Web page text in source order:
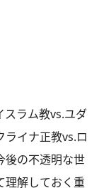
ラム教vs.ユダ
ライナ正教vs.ロ
後の不透明な世
理解しておく重